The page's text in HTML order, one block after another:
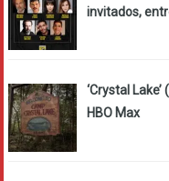
invitados,
‘Crystal
HBO Max